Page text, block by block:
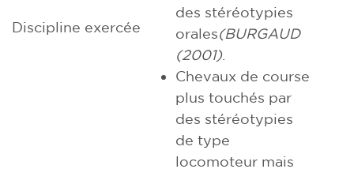
Discipline exercée
des stéréotypies
orales(BURGAUD
(2001)
Chevaux de course
plus touchés par
des stéréotypies
de type
locomoteur mais